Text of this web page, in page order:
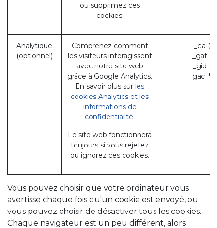
ou supprimez ces
cookies.
Analytique
(optionnel)
Comprenez comment
les visiteurs interagissent
avec notre site web
grâce à Google Analytics.
En savoir plus sur les
cookies Analytics et les
informations de
confidentialité.
Le site web fonctionnera
toujours si vous rejetez
ou ignorez ces cookies.
_ga
_gat
_gid
_gac_*
Vous pouvez choisir que votre ordinateur vous
avertisse chaque fois qu'un cookie est envoyé, ou
vous pouvez choisir de désactiver tous les cookies.
Chaque navigateur est un peu différent, alors